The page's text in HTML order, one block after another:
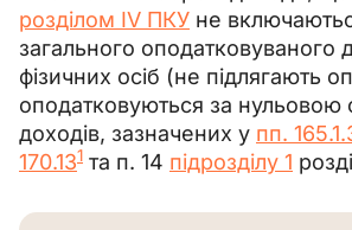
розділом IV ПКУ не
загального оподатковуваного
фізичних осіб (не підлягають
оподатковуються за нульовою
доходів, зазначених у пп.
170.131 та п. 14 підрозділу 1